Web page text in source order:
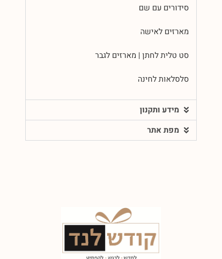
סידורים עם שם
מארזים לאישה
סט טלית לחתן | מארזים לגבר
סלסלאות לחינה
מידע ותקנון
מפת אתר